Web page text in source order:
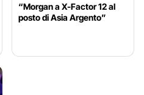
“Morgan a X-Factor 12 al
posto di Asia Argento”